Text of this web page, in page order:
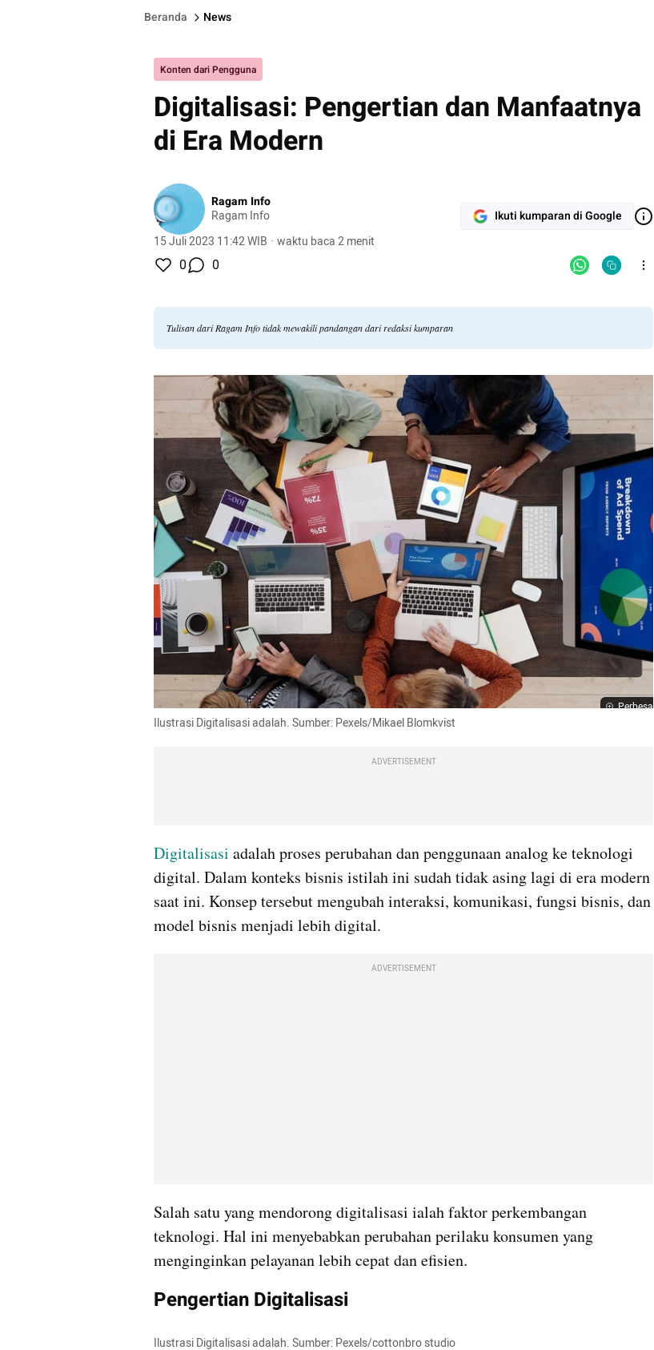
Beranda News
Konten dari Pengguna
Digitalisasi: Pengertian dan Manfaatnya
di Era Modern
Ragam Info
Ragam Info
15 Juli 2023 11:42 WIB · waktu baca 2 menit
Ikuti kumparan di Google
0 0
Tulisan dari Ragam Info tidak mewakili pandangan dari redaksi kumparan
Perbesar
Ilustrasi Digitalisasi adalah. Sumber: Pexels/Mikael Blomkvist
ADVERTISEMENT
Digitalisasi adalah proses perubahan dan penggunaan analog ke teknologi
digital. Dalam konteks bisnis istilah ini sudah tidak asing lagi di era modern
saat ini. Konsep tersebut mengubah interaksi, komunikasi, fungsi bisnis, dan
model bisnis menjadi lebih digital.
ADVERTISEMENT
Salah satu yang mendorong digitalisasi ialah faktor perkembangan
teknologi. Hal ini menyebabkan perubahan perilaku konsumen yang
menginginkan pelayanan lebih cepat dan efisien.
Pengertian Digitalisasi
Ilustrasi Digitalisasi adalah. Sumber: Pexels/cottonbro studio